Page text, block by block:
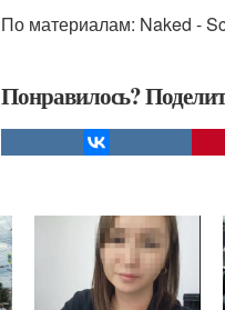
По материалам: Naked -
Понравилось?